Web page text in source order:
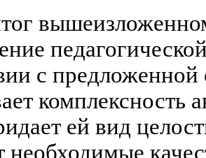
с
комплексность
ей вид
необходимые